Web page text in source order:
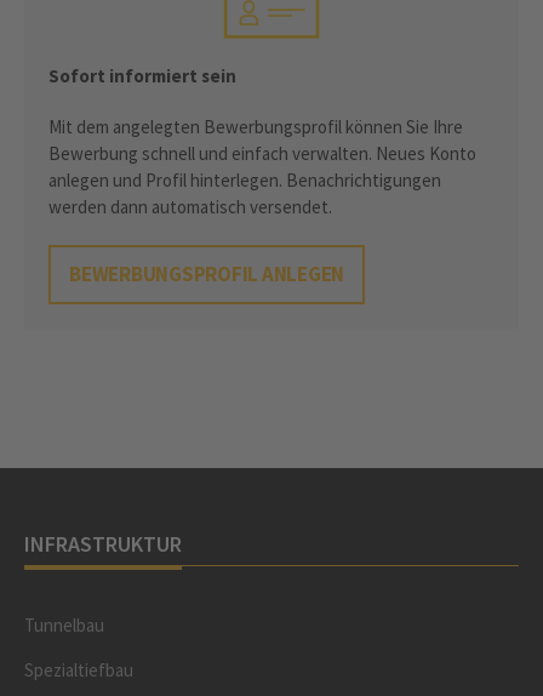
Sofort informiert sein
Mit dem angelegten Bewerbungsprofil können Sie Ihre
Bewerbung schnell und einfach verwalten. Neues Konto
anlegen und Profil hinterlegen. Benachrichtigungen
werden dann automatisch versendet.
BEWERBUNGSPROFIL ANLEGEN
INFRASTRUKTUR
Tunnelbau
Spezialtiefbau